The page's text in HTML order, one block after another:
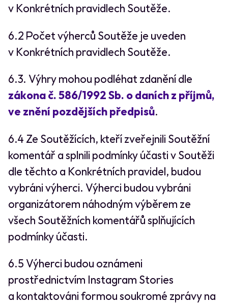
v Konkrétních pravidlech Soutěže.
6.2 Počet výherců Soutěže je uveden
v Konkrétních pravidlech Soutěže.
6.3. Výhry mohou podléhat zdanění dle
zákona č. 586/1992 Sb. o daních z příjmů,
ve znění pozdějších předpisů.
6.4 Ze Soutěžících, kteří zveřejnili Soutěžní
komentář a splnili podmínky účasti v Soutěži
dle těchto a Konkrétních pravidel, budou
vybráni výherci. Výherci budou vybráni
organizátorem náhodným výběrem ze
všech Soutěžních komentářů splňujících
podmínky účasti.
6.5 Výherci budou oznámeni
prostřednictvím Instagram Stories
a kontaktováni formou soukromé zprávy na